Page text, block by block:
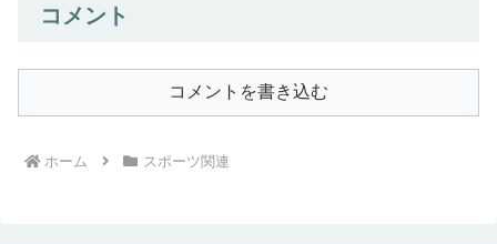
コメント
コメントを書き込む
ホーム スポーツ関連